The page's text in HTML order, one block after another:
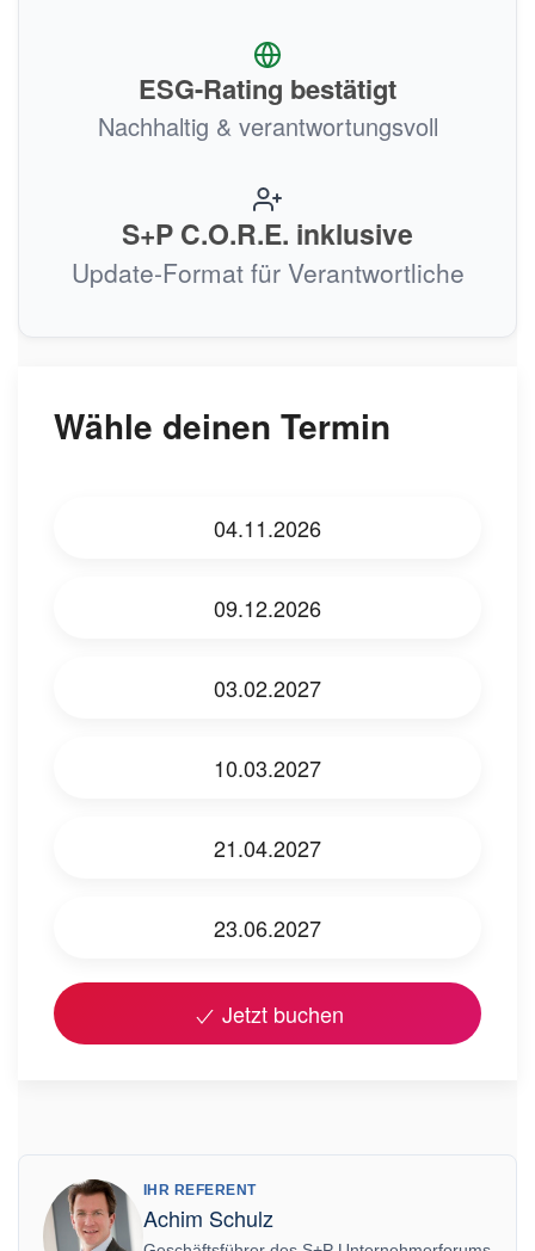
ESG-Rating bestätigt
Nachhaltig & verantwortungsvoll
S+P C.O.R.E. inklusive
Update-Format für Verantwortliche
Wähle deinen Termin
04.11.2026
09.12.2026
03.02.2027
10.03.2027
21.04.2027
23.06.2027
Jetzt buchen
IHR REFERENT
Achim Schulz